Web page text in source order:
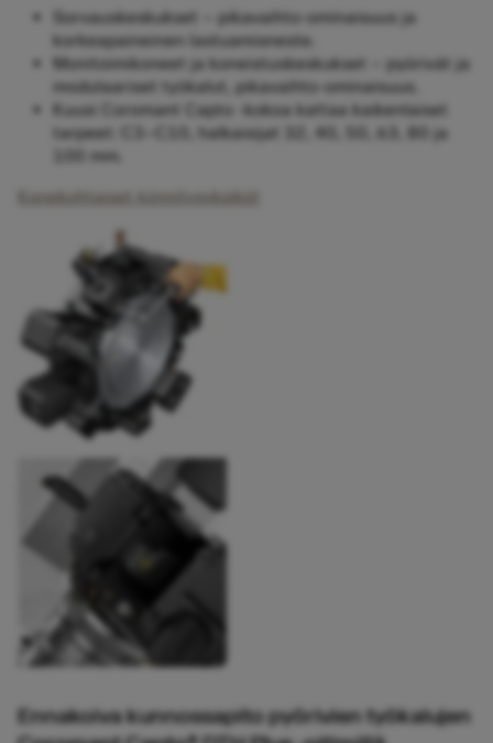
Sorvauskeskukset – pikavaihto-ominaisuus ja
korkeapaineinen lastuamisneste.
Monitoimikoneet ja koneistuskeskukset – pyörivät ja
modulaariset työkalut, pikavaihto-ominaisuus.
Kuusi Coromant Capto -kokoa kattaa kaikenlaiset
tarpeet: C3–C10, halkaisijat 32, 40, 50, 63, 80 ja
100 mm.
Konekohtaiset kiinnitysyksiköt
Ennakoiva kunnossapito pyörivien työkalujen